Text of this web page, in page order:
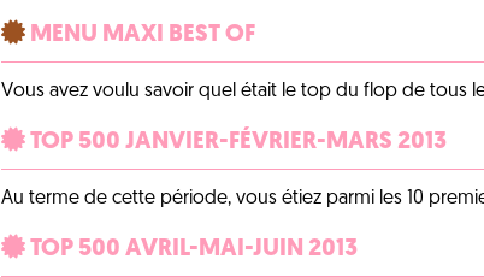
MENU MAXI BEST OF
Vous avez voulu savoir quel était le top du flop de tous
TOP 500 JANVIER-FÉVRIER-MARS 2013
Au terme de cette période, vous étiez parmi les 10
TOP 500 AVRIL-MAI-JUIN 2013